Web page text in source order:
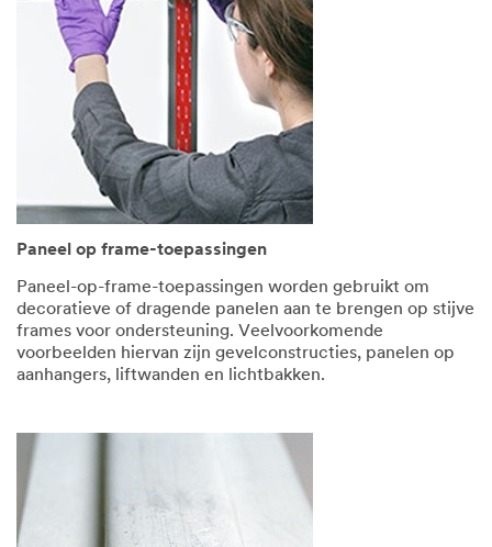
Paneel op frame-toepassingen
Paneel-op-frame-toepassingen worden gebruikt om
decoratieve of dragende panelen aan te brengen op stijve
frames voor ondersteuning. Veelvoorkomende
voorbeelden hiervan zijn gevelconstructies, panelen op
aanhangers, liftwanden en lichtbakken.